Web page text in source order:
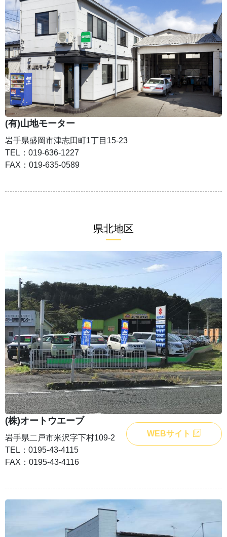
(有)山地モーター
岩手県盛岡市津志田町1丁目15-23
TEL：019-636-1227
FAX：019-635-0589
県北地区
(株)オートウエーブ
岩手県二戸市米沢字下村109-2
TEL：0195-43-4115
FAX：0195-43-4116
WEBサイト